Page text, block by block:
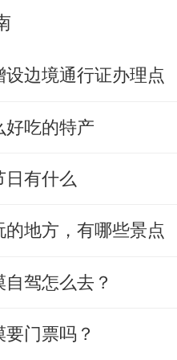
边境通行证办理点
好吃的特产
日有什么
地方，有哪些景点
驾怎么去？
门票吗？